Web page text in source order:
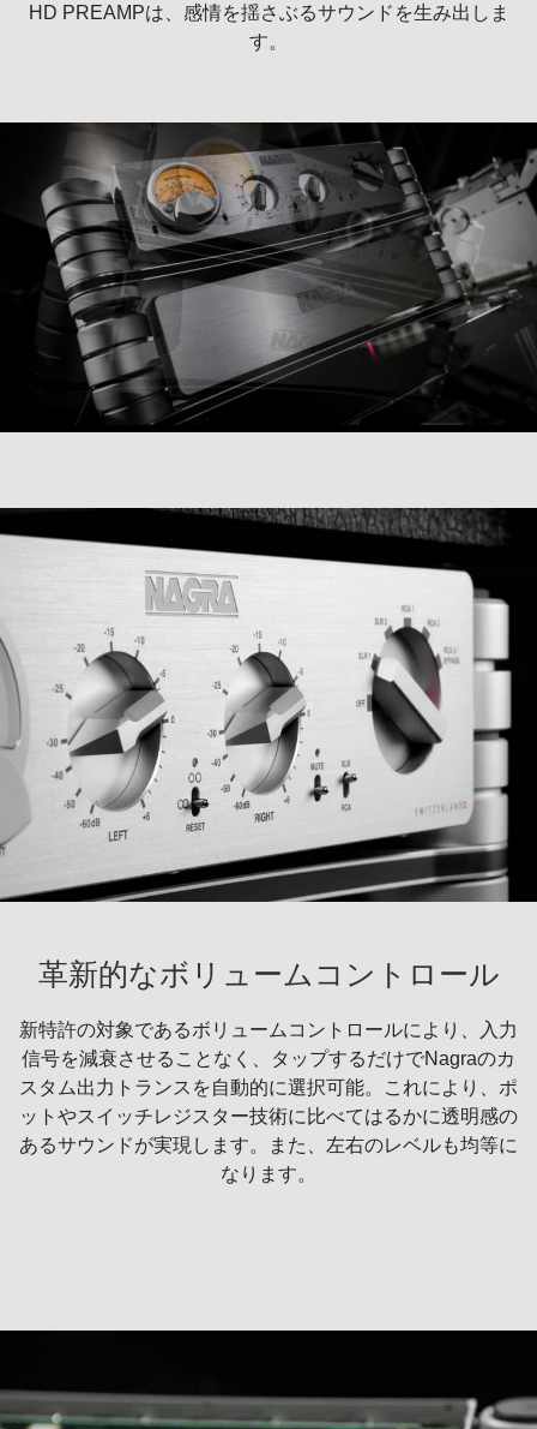
HD PREAMPは、感情を揺さぶるサウンドを生み出しま
す。
革新的なボリュームコントロール
新特許の対象であるボリュームコントロールにより、入力
信号を減衰させることなく、タップするだけでNagraのカ
スタム出力トランスを自動的に選択可能。これにより、ポ
ットやスイッチレジスター技術に比べてはるかに透明感の
あるサウンドが実現します。また、左右のレベルも均等に
なります。